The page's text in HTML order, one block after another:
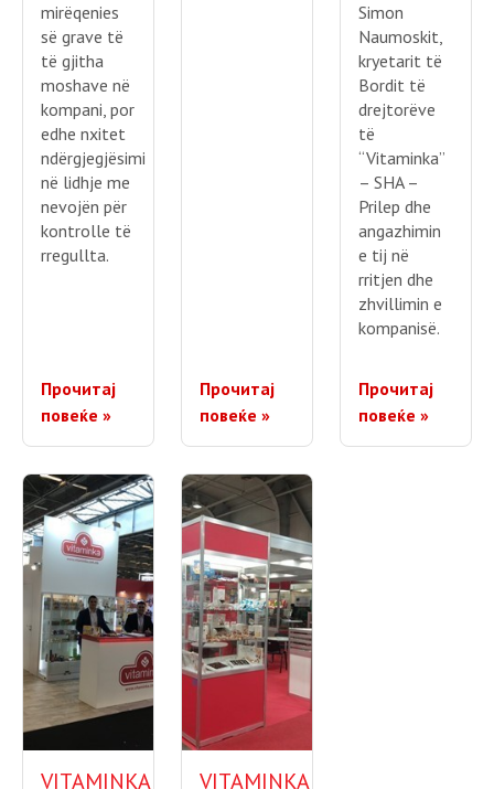
mirëqenies
së grave të
të gjitha
moshave në
kompani, por
edhe nxitet
ndërgjegjësimi
në lidhje me
nevojën për
kontrolle të
rregullta.
Прочитај
повеќе »
Прочитај
повеќе »
Simon
Naumoskit,
kryetarit të
Bordit të
drejtorëve
të
“Vitaminka”
– SHA –
Prilep dhe
angazhimin
e tij në
rritjen dhe
zhvillimin e
kompanisë.
Прочитај
повеќе »
VITAMINKA
VITAMINKA